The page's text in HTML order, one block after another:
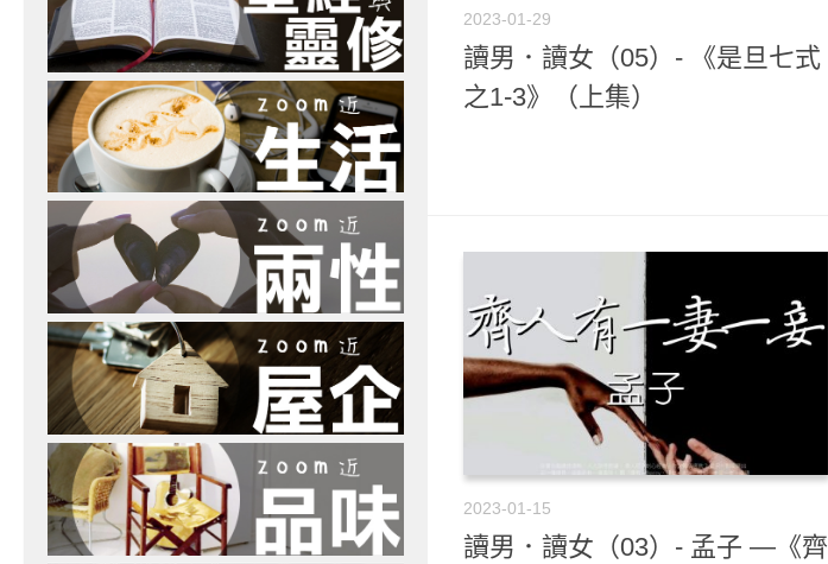
2023-01-29
讀男．讀女（05）- 《是旦七式
之1-3》（上集）
2023-01-15
讀男．讀女（03）- 孟子 —《齊